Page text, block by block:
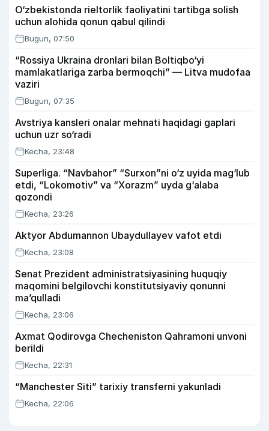
O‘zbekistonda rieltorlik faoliyatini tartibga solish
uchun alohida qonun qabul qilindi
Bugun, 07:50
“Rossiya Ukraina dronlari bilan Boltiqbo‘yi
mamlakatlariga zarba bermoqchi” — Litva mudofaa
vaziri
Bugun, 07:35
Avstriya kansleri onalar mehnati haqidagi gaplari
uchun uzr so‘radi
Kecha, 23:48
Superliga. “Navbahor” “Surxon”ni o‘z uyida mag‘lub
etdi, “Lokomotiv” va “Xorazm” uyda g‘alaba
qozondi
Kecha, 23:26
Aktyor Abdu­mannon Ubaydullayev vafot etdi
Kecha, 23:08
Senat Prezident administratsiyasining huquqiy
maqomini belgilovchi konstitutsiyaviy qonunni
ma’qulladi
Kecha, 23:06
Axmat Qodirovga Checheniston Qahramoni unvoni
berildi
Kecha, 22:31
“Manchester Siti” tarixiy transferni yakunladi
Kecha, 22:06